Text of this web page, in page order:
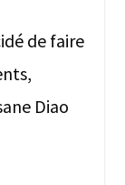
de faire
Diao